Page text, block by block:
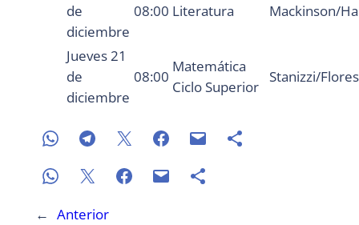
de
diciembre
08:00 Literatura Mackinson/
Jueves 21
de
diciembre
08:00
Matemática
Ciclo Superior
Stanizzi/Flores
← Anterior